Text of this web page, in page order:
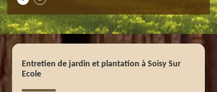
Entretien de jardin et plantation à Soisy Sur
Ecole